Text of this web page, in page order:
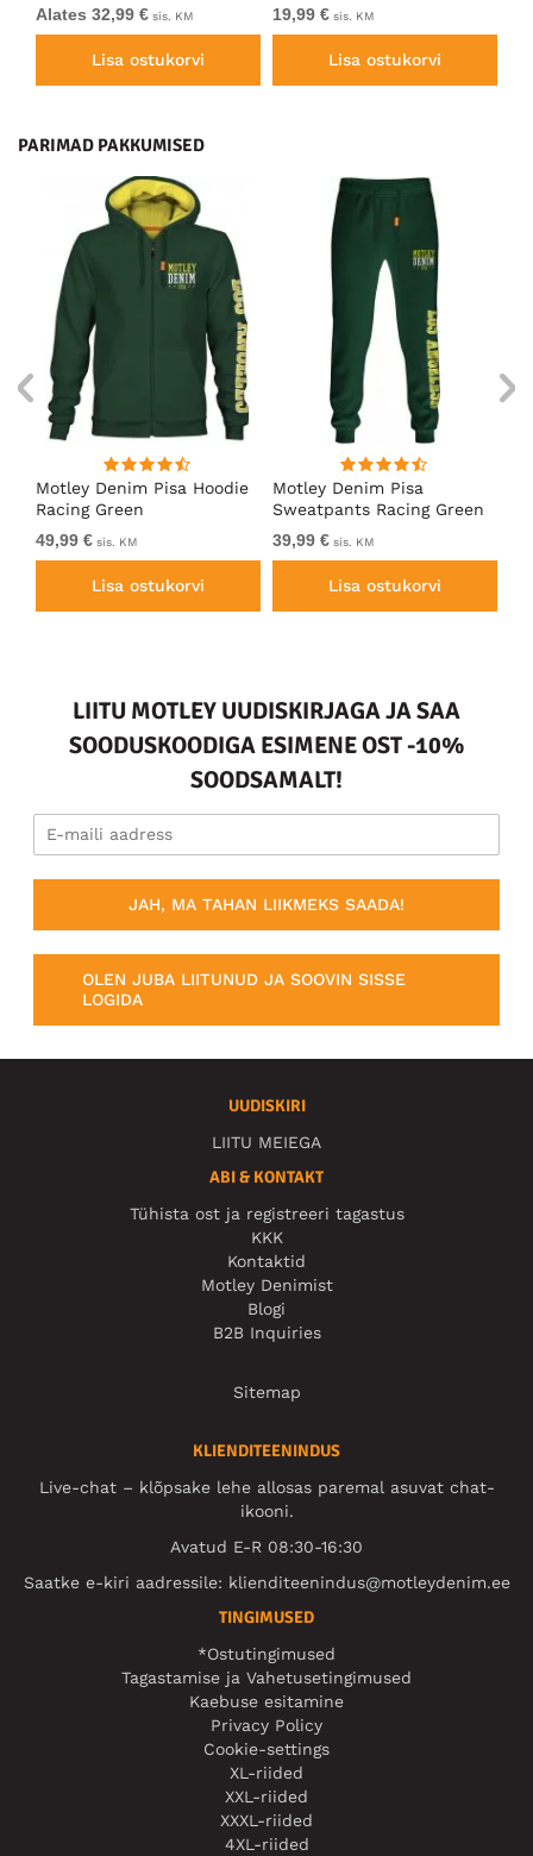
Alates 32,99 € sis. KM
Lisa ostukorvi
Green
19,99 € sis. KM
Lisa ostukorvi
PARIMAD PAKKUMISED
Motley Denim Pisa Hoodie
Racing Green
49,99 € sis. KM
Lisa ostukorvi
Motley Denim Pisa
Sweatpants Racing Green
39,99 € sis. KM
Lisa ostukorvi
LIITU MOTLEY UUDISKIRJAGA JA SAA
SOODUSKOODIGA ESIMENE OST -10%
SOODSAMALT!
JAH, MA TAHAN LIIKMEKS SAADA!
OLEN JUBA LIITUNUD JA SOOVIN SISSE
LOGIDA
UUDISKIRI
LIITU MEIEGA
ABI & KONTAKT
Tühista ost ja registreeri tagastus
KKK
Kontaktid
Motley Denimist
Blogi
B2B Inquiries
Sitemap
KLIENDITEENINDUS
Live-chat – klõpsake lehe allosas paremal asuvat chat-
ikooni.
Avatud E-R 08:30-16:30
Saatke e-kiri aadressile: klienditeenindus@motleydenim.ee
TINGIMUSED
*Ostutingimused
Tagastamise ja Vahetusetingimused
Kaebuse esitamine
Privacy Policy
Cookie-settings
XL-riided
XXL-riided
XXXL-riided
4XL-riided